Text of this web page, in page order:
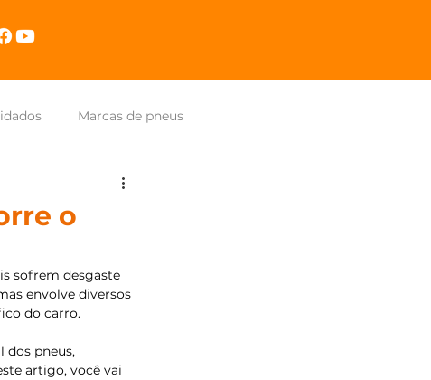
Marcas de pneus
o
sofrem desgaste
envolve diversos
do carro.
dos pneus,
artigo, você vai